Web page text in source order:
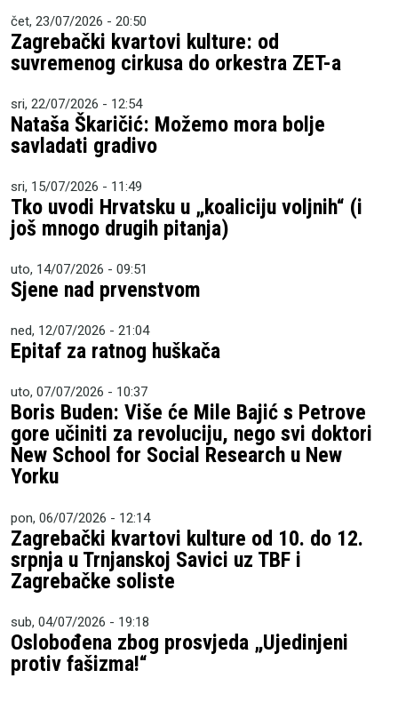
čet, 23/07/2026 - 20:50
Zagrebački kvartovi kulture: od
suvremenog cirkusa do orkestra ZET-a
sri, 22/07/2026 - 12:54
Nataša Škaričić: Možemo mora bolje
savladati gradivo
sri, 15/07/2026 - 11:49
Tko uvodi Hrvatsku u „koaliciju voljnih“ (i
još mnogo drugih pitanja)
uto, 14/07/2026 - 09:51
Sjene nad prvenstvom
ned, 12/07/2026 - 21:04
Epitaf za ratnog huškača
uto, 07/07/2026 - 10:37
Boris Buden: Više će Mile Bajić s Petrove
gore učiniti za revoluciju, nego svi doktori
New School for Social Research u New
Yorku
pon, 06/07/2026 - 12:14
Zagrebački kvartovi kulture od 10. do 12.
srpnja u Trnjanskoj Savici uz TBF i
Zagrebačke soliste
sub, 04/07/2026 - 19:18
Oslobođena zbog prosvjeda „Ujedinjeni
protiv fašizma!“